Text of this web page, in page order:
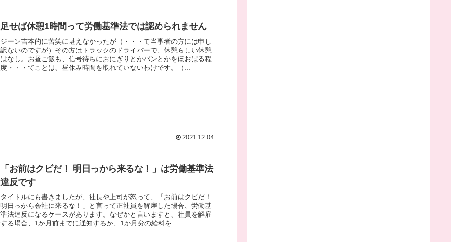
足せば休憩1時間って労働基準法では認められません
ジーン吉本的に苦笑に堪えなかったが（・・・て当事者の方には申し
訳ないのですが）その方はトラックのドライバーで、休憩らしい休憩
はなし。お昼ご飯も、信号待ちにおにぎりとかパンとかをほおばる程
度・・・てことは、昼休み時間を取れていないわけです。（...
2021.12.04
「お前はクビだ！ 明日っから来るな！」は労働基準法
違反です
タイトルにも書きましたが、社長や上司が怒って、「お前はクビだ！
明日っから会社に来るな！」と言って正社員を解雇した場合、労働基
準法違反になるケースがあります。なぜかと言いますと、社員を解雇
する場合、1か月前までに通知するか、1か月分の給料を...